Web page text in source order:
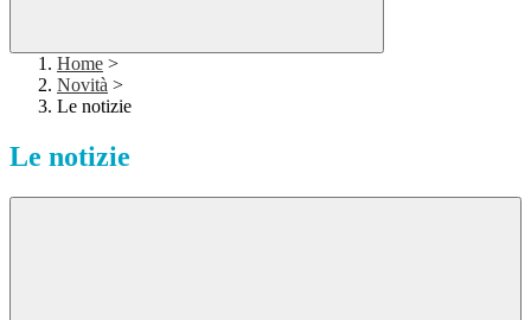
Home >
Novità >
Le notizie
Le notizie